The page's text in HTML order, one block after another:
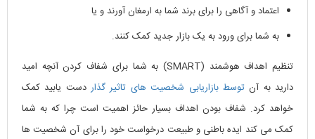
اعتماد و آگاهی را برای برند شما به ارمغان آورند و یا
به شما برای ورود به یک بازار جدید کمک کنند.
تنظیم اهداف هوشمند (SMART) به شما برای شفاف کردن آنچه امید
دارید به آنتوسط بازاریابی شخصیت های تاثیر گذاردست یابید کمک
خواهد کرد. شفاف بودن اهداف بسیار حائز اهمیت است چرا که به شما
کمک می کند ایده باطنی و طبیعت درخواست خود را برای آن شخصیت ها